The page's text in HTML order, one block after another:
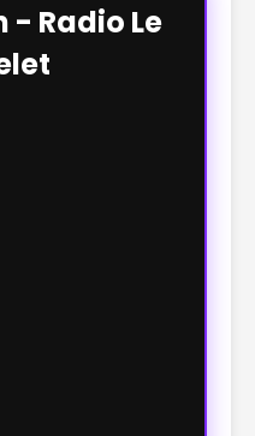
- Radio Le